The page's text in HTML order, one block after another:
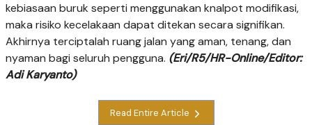
kebiasaan buruk seperti menggunakan knalpot modifikasi,
maka risiko kecelakaan dapat ditekan secara signifikan.
Akhirnya terciptalah ruang jalan yang aman, tenang, dan
nyaman bagi seluruh pengguna. (Eri/R5/HR-Online/Editor:
Adi Karyanto)
Read Entire Article